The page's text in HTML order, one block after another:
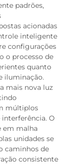
padrões,
acionadas
inteligente
configurações
o processo de
quanto
iluminação.
mais nova luz
múltiplos
O
em malha
unidades se
caminhos de
consistente